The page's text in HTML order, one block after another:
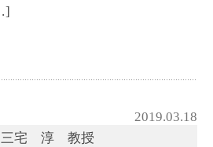
2019.03.18
三宅 淳 教授